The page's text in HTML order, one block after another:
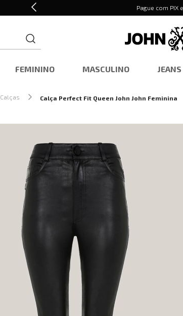
Pague com PIX
FEMININO MASCULINO JEANS
Calças Calça Perfect Fit Queen John John Feminina